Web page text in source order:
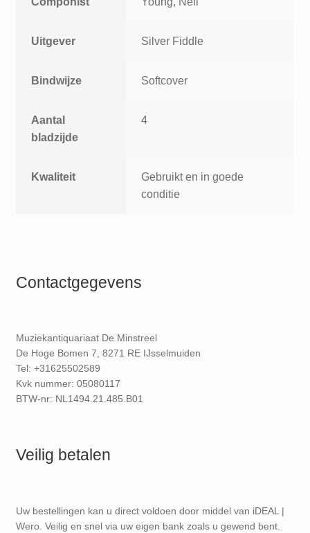
Uitgever Silver Fiddle
Bindwijze Softcover
Aantal
bladzijde
4
Kwaliteit
Gebruikt en in goede
conditie
Contactgegevens
Muziekantiquariaat De Minstreel
De Hoge Bomen 7, 8271 RE IJsselmuiden
Tel: +31625502589
Kvk nummer: 05080117
BTW-nr: NL1494.21.485.B01
Veilig betalen
Uw bestellingen kan u direct voldoen door middel van iDEAL |
Wero. Veilig en snel via uw eigen bank zoals u gewend bent.